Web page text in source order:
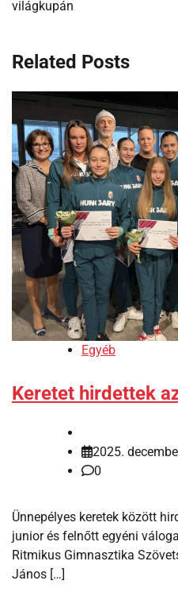
világkupán
Related Posts
Egyéb
Keretet hirdettek
2025.
0
Ünnepélyes keretek között
junior és felnőtt egyéni
Ritmikus Gimnasztika
János […]